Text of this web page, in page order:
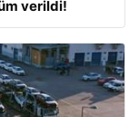
verildi!